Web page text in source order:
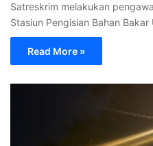
Satreskrim melakukan
Stasiun Pengisian Bahan
Read More »